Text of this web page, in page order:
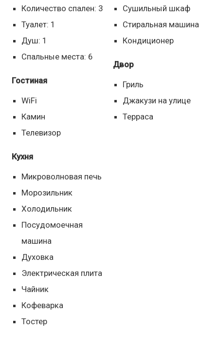
Количество спален: 3
Туалет: 1
Душ: 1
Спальные места: 6
Гостиная
WiFi
Камин
Телевизор
Кухня
Микроволновая печь
Морозильник
Холодильник
Посудомоечная
машина
Духовка
Электрическая плита
Чайник
Кофеварка
Тостер
Сушильный шкаф
Стиральная машина
Кондиционер
Двор
Гриль
Джакузи на улице
Терраса